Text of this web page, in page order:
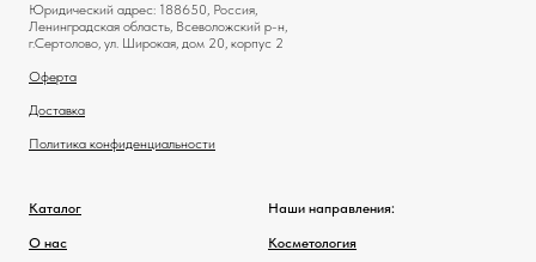
Юридический адрес: 188650, Россия,
Ленинградская область, Всеволожский р-н,
г.Сертолово, ул. Широкая, дом 20, корпус 2
Оферта
Доставка
Политика конфиденциальности
Каталог
О нас
Наши направления:
Косметология